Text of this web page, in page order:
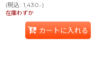
(税込: 1,430.-)
在庫わずか
カートに入れる